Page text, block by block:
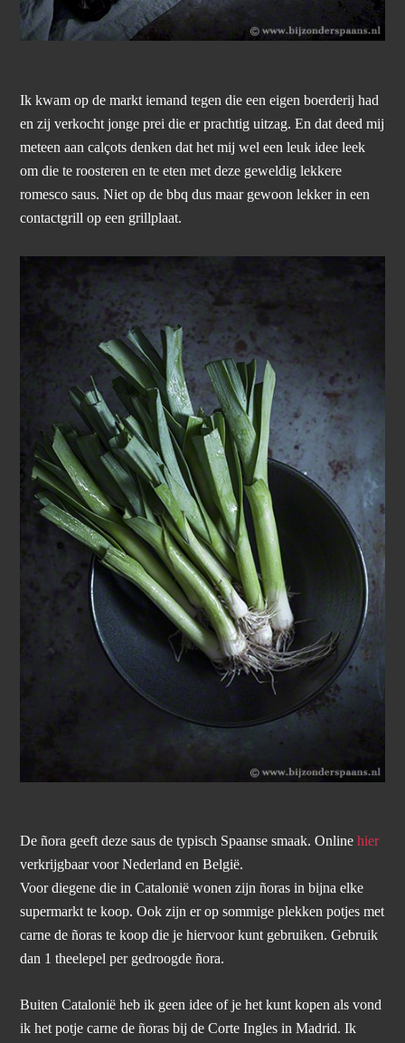
Ik kwam op de markt iemand tegen die een eigen boerderij had
en zij verkocht jonge prei die er prachtig uitzag. En dat deed mij
meteen aan calçots denken dat het mij wel een leuk idee leek
om die te roosteren en te eten met deze geweldig lekkere
romesco saus. Niet op de bbq dus maar gewoon lekker in een
contactgrill op een grillplaat.
De ñora geeft deze saus de typisch Spaanse smaak. Onlinehier
verkrijgbaar voor Nederland en België.
Voor diegene die in Catalonië wonen zijn ñoras in bijna elke
supermarkt te koop. Ook zijn er op sommige plekken potjes met
carne de ñoras te koop die je hiervoor kunt gebruiken. Gebruik
dan 1 theelepel per gedroogde ñora.
Buiten Catalonië heb ik geen idee of je het kunt kopen als vond
ik het potje carne de ñoras bij de Corte Ingles in Madrid. Ik